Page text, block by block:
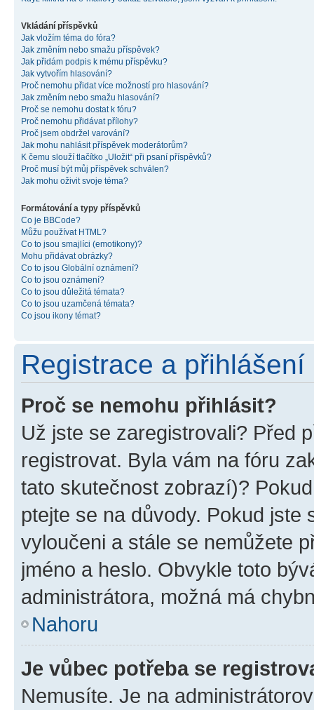
Vkládání příspěvků
Jak vložím téma do fóra?
Jak změním nebo smažu příspěvek?
Jak přidám podpis k mému příspěvku?
Jak vytvořím hlasování?
Proč nemohu přidat více možností pro hlasování?
Jak změním nebo smažu hlasování?
Proč se nemohu dostat k fóru?
Proč nemohu přidávat přílohy?
Proč jsem obdržel varování?
Jak mohu nahlásit příspěvek moderátorům?
K čemu slouží tlačítko „Uložit“ při psaní příspěvků?
Proč musí být můj příspěvek schválen?
Jak mohu oživit svoje téma?
Formátování a typy příspěvků
Co je BBCode?
Můžu používat HTML?
Co to jsou smajlíci (emotikony)?
Mohu přidávat obrázky?
Co to jsou Globální oznámení?
Co to jsou oznámení?
Co to jsou důležitá témata?
Co to jsou uzamčená témata?
Co jsou ikony témat?
Registrace a přihlášení
Proč se nemohu přihlásit?
Už jste se zaregistrovali? Před
registrovat. Byla vám na fóru
tato skutečnost zobrazí)?
ptejte se na důvody. Pokud jste
vyloučeni a stále se nemůžete
jméno a heslo. Obvykle toto
administrátora, možná má
Nahoru
Je vůbec potřeba se
Nemusíte. Je na